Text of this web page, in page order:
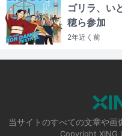
ゴリラ、い
穂ら参加
2年近く 前
当サイトのすべての文章や画
Copyright XING